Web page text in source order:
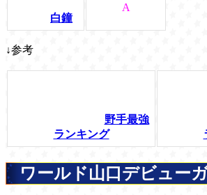
白鐘
A
↓参考
野手最強
ランキング
ワールド山口デビュー